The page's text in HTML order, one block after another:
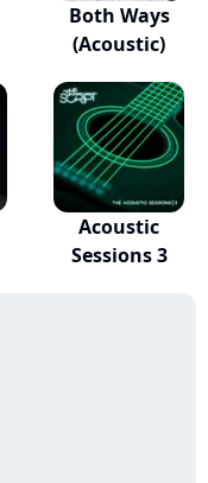
Both Ways
(Acoustic)
Acoustic
Sessions 3